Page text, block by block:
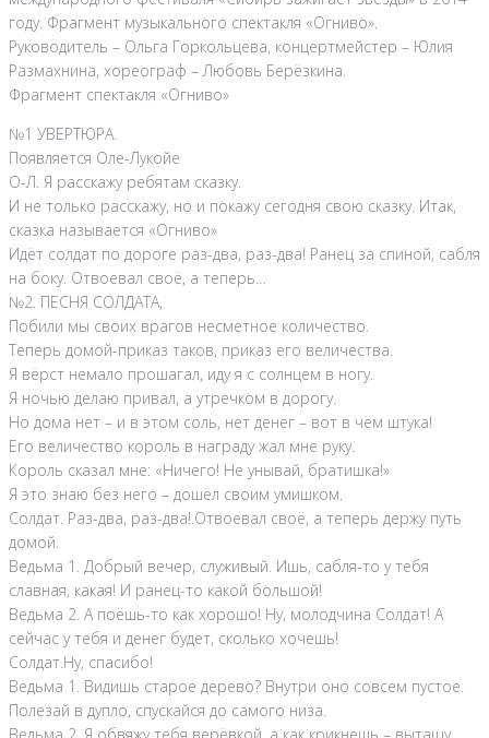
году. Фрагмент музыкального спектакля «Огниво».
Руководитель – Ольга Горкольцева, концертмейстер – Юлия
Размахнина, хореограф – Любовь Берёзкина.
Фрагмент спектакля «Огниво»
№1 УВЕРТЮРА.
Появляется Оле-Лукойе
О-Л. Я расскажу ребятам сказку.
И не только расскажу, но и покажу сегодня свою сказку. Итак,
сказка называется «Огниво»
Идёт солдат по дороге раз-два, раз-два! Ранец за спиной, сабля
на боку. Отвоевал своё, а теперь…
№2. ПЕСНЯ СОЛДАТА,
Побили мы своих врагов несметное количество.
Теперь домой-приказ таков, приказ его величества.
Я вёрст немало прошагал, иду я с солнцем в ногу.
Я ночью делаю привал, а утречком в дорогу.
Но дома нет – и в этом соль, нет денег – вот в чём штука!
Его величество король в награду жал мне руку.
Король сказал мне: «Ничего! Не унывай, братишка!»
Я это знаю без него – дошёл своим умишком.
Солдат. Раз-два, раз-два!.Отвоевал своё, а теперь держу путь
домой.
Ведьма 1. Добрый вечер, служивый. Ишь, сабля-то у тебя
славная, какая! И ранец-то какой большой!
Ведьма 2. А поёшь-то как хорошо! Ну, молодчина Солдат! А
сейчас у тебя и денег будет, сколько хочешь!
Солдат.Ну, спасибо!
Ведьма 1. Видишь старое дерево? Внутри оно совсем пустое.
Полезай в дупло, спускайся до самого низа.